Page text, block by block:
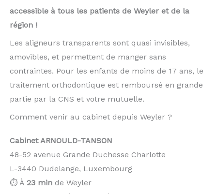
accessible à tous les patients de Weyler et de la
région !
Les aligneurs transparents sont quasi invisibles,
amovibles, et permettent de manger sans
contraintes. Pour les enfants de moins de 17 ans, le
traitement orthodontique est remboursé en grande
partie par la CNS et votre mutuelle.
Comment venir au cabinet depuis Weyler ?
Cabinet ARNOULD-TANSON
48-52 avenue Grande Duchesse Charlotte
L-3440 Dudelange, Luxembourg
⏱️ À 23 min de Weyler